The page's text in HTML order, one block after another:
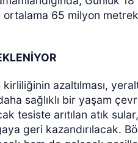
ortalama 65 milyon
azaltılması,
sağlıklı bir yaşam
tesiste arıtılan atık
geri kazandırılacak.